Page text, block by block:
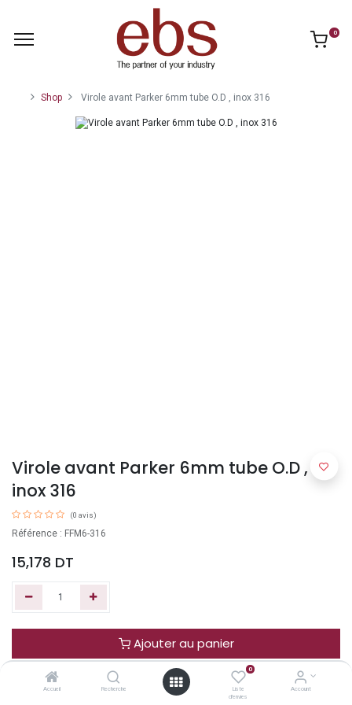
Accueil Recherche
0
Liste
d'envies
Account
0
Shop Virole avant Parker 6mm tube O.D , inox 316
Virole avant Parker 6mm tube O.D ,
inox 316
(0 avis)
Référence : FFM6-316
15,178 DT
Ajouter au panier
Acheter maintenant